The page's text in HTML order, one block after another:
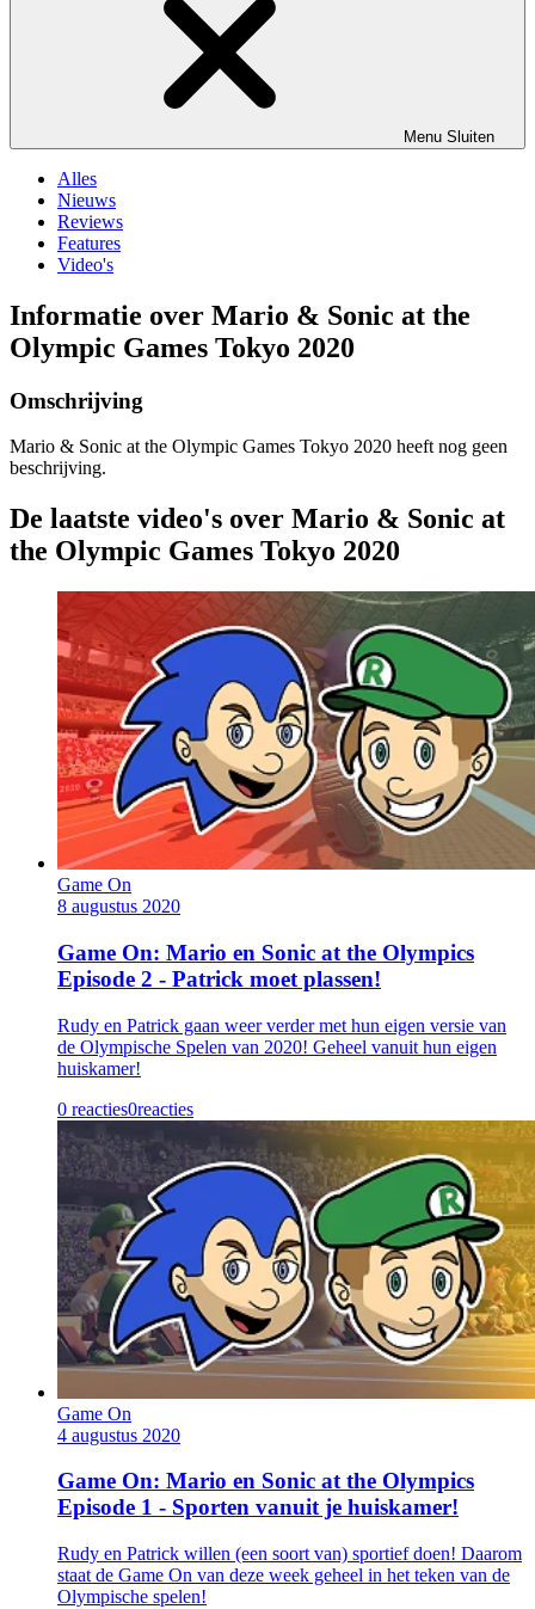
Menu Sluiten
Alles
Nieuws
Reviews
Features
Video's
Informatie over Mario & Sonic at the
Olympic Games Tokyo 2020
Omschrijving
Mario & Sonic at the Olympic Games Tokyo 2020 heeft nog geen
beschrijving.
De laatste video's over Mario & Sonic at
the Olympic Games Tokyo 2020
Game On
8 augustus 2020
Game On: Mario en Sonic at the Olympics
Episode 2 - Patrick moet plassen!
Rudy en Patrick gaan weer verder met hun eigen versie van
de Olympische Spelen van 2020! Geheel vanuit hun eigen
huiskamer!
0 reacties0reacties
Game On
4 augustus 2020
Game On: Mario en Sonic at the Olympics
Episode 1 - Sporten vanuit je huiskamer!
Rudy en Patrick willen (een soort van) sportief doen! Daarom
staat de Game On van deze week geheel in het teken van de
Olympische spelen!